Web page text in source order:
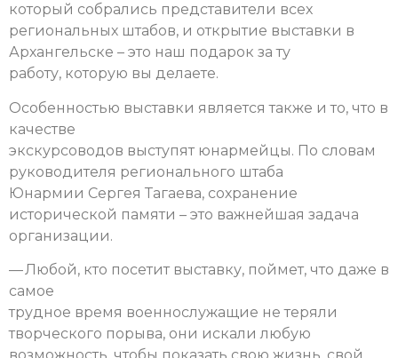
который собрались представители всех
региональных штабов, и открытие выставки в
Архангельске – это наш подарок за ту
работу, которую вы делаете.
Особенностью выставки является также и то, что в
качестве
экскурсоводов выступят юнармейцы. По словам
руководителя регионального штаба
Юнармии Сергея Тагаева, сохранение
исторической памяти – это важнейшая задача
организации.
— Любой, кто посетит выставку, поймет, что даже в
самое
трудное время военнослужащие не теряли
творческого порыва, они искали любую